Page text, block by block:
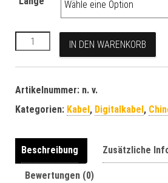
VIABLUE NF-75 Cinch Menge
IN DEN WARENKORB
t
n
t
i
Artikelnummer: n. v.
Kategorien: Kabel, Digitalkabel,
Beschreibung Zusätzliche
Bewertungen (0)